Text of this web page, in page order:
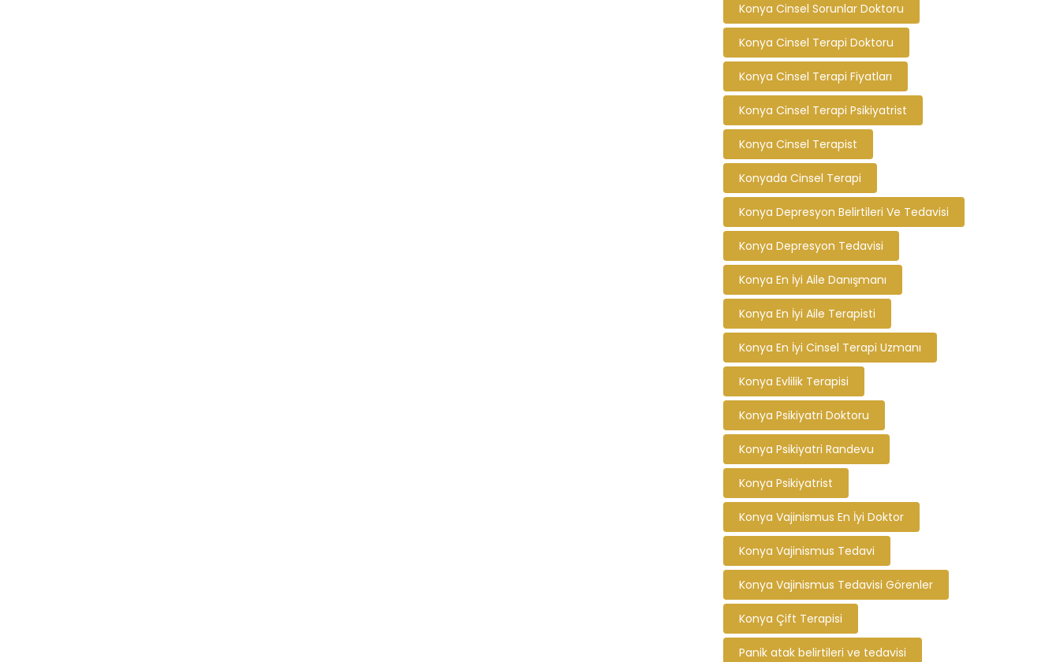
Konya Cinsel Sorunlar Doktoru
Konya Cinsel Terapi Doktoru
Konya Cinsel Terapi Fiyatları
Konya Cinsel Terapi Psikiyatrist
Konya Cinsel Terapist
Konyada Cinsel Terapi
Konya Depresyon Belirtileri Ve Tedavisi
Konya Depresyon Tedavisi
Konya En İyi Aile Danışmanı
Konya En İyi Aile Terapisti
Konya En İyi Cinsel Terapi Uzmanı
Konya Evlilik Terapisi
Konya Psikiyatri Doktoru
Konya Psikiyatri Randevu
Konya Psikiyatrist
Konya Vajinismus En İyi Doktor
Konya Vajinismus Tedavi
Konya Vajinismus Tedavisi Görenler
Konya Çift Terapisi
Panik atak belirtileri ve tedavisi